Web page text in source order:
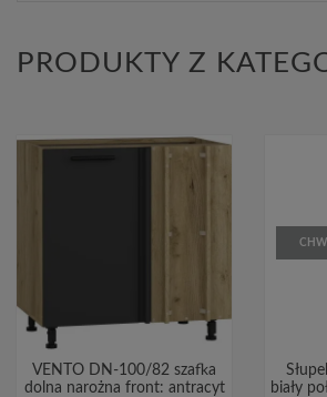
PRODUKTY Z
VENTO DN-100/82 szafka
dolna narożna front: antracyt
biały